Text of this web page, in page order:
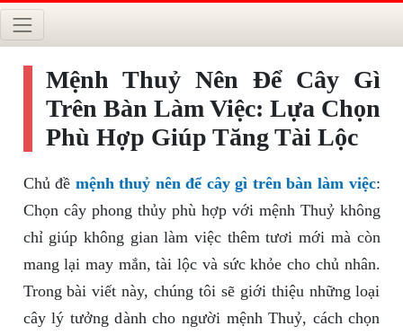
Mệnh Thuỷ Nên Để Cây Gì
Trên Bàn Làm Việc: Lựa Chọn
Phù Hợp Giúp Tăng Tài Lộc
Chủ đề mệnh thuỷ nên để cây gì trên bàn làm việc:
Chọn cây phong thủy phù hợp với mệnh Thuỷ không
chỉ giúp không gian làm việc thêm tươi mới mà còn
mang lại may mắn, tài lộc và sức khỏe cho chủ nhân.
Trong bài viết này, chúng tôi sẽ giới thiệu những loại
cây lý tưởng dành cho người mệnh Thuỷ, cách chọn